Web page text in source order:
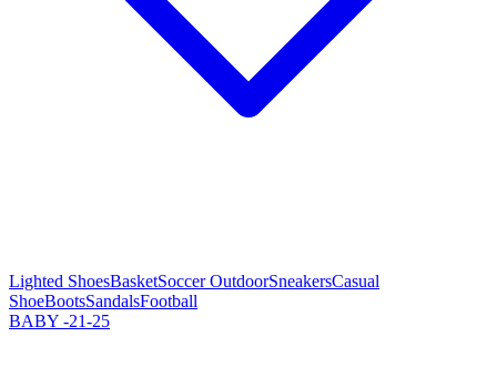
Lighted ShoesBasketSoccer OutdoorSneakersCasual
ShoeBootsSandalsFootball
BABY -21-25